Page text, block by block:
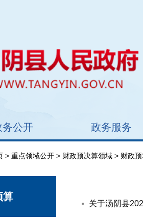
务公开 政务服务
> 重点领域公开 > 财政预决算领域 > 财政
算
关于汤阴县